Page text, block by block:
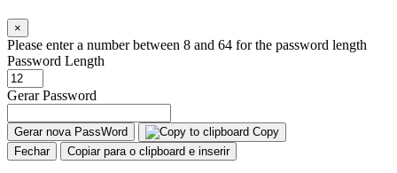
×
Please enter a number between 8 and 64 for the password length
Password Length
Gerar Password
Gerar nova PassWord
Copy
Fechar
Copiar para o clipboard e inserir